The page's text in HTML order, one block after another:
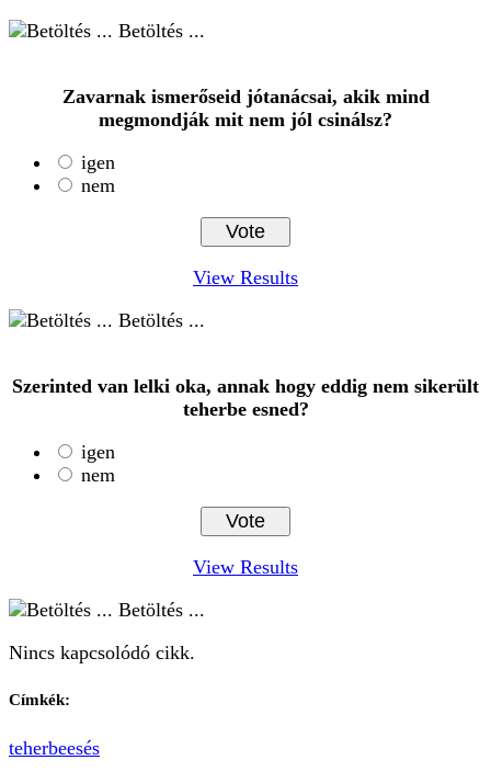
Betöltés ...
Zavarnak ismerőseid jótanácsai, akik mind
megmondják mit nem jól csinálsz?
igen
nem
View Results
Betöltés ...
Szerinted van lelki oka, annak hogy eddig nem sikerült
teherbe esned?
igen
nem
View Results
Betöltés ...
Nincs kapcsolódó cikk.
Címkék:
teherbeesés